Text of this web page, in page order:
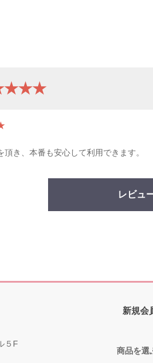
き、本番も安心して利用できます。
レビュ
５F
新規会
商品を選